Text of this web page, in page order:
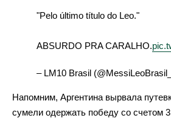
"Pelo último título do Leo."
ABSURDO PRA CARALHO.
– LM10 Brasil
Напомним, Аргентина вырвала
сумели одержать победу со счетом